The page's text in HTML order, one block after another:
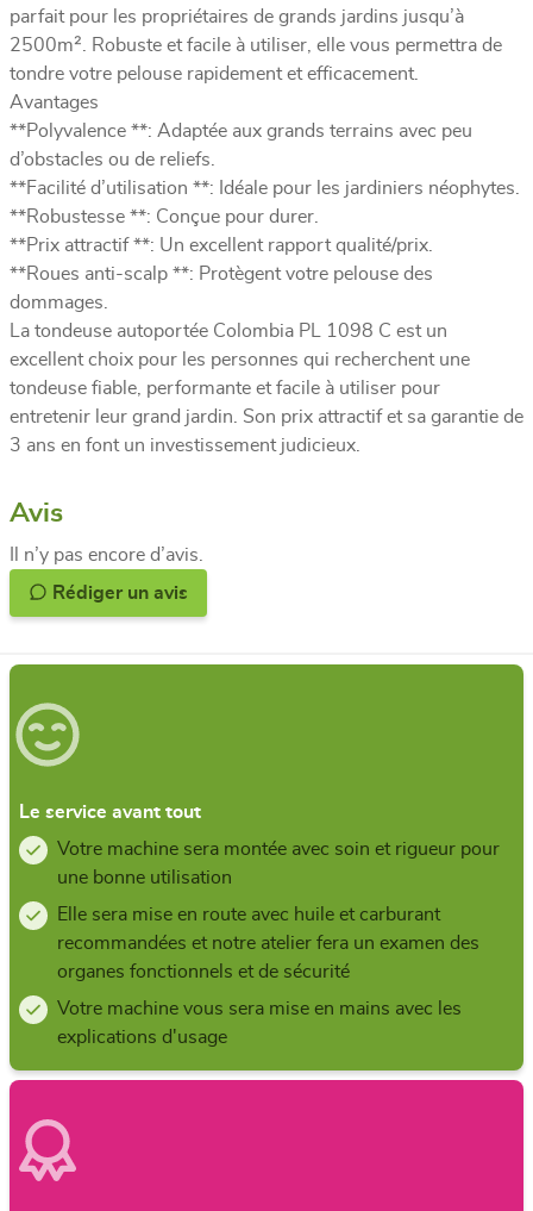
parfait pour les propriétaires de grands jardins jusqu’à
2500m². Robuste et facile à utiliser, elle vous permettra de
tondre votre pelouse rapidement et efficacement.
Avantages
**Polyvalence **: Adaptée aux grands terrains avec peu
d’obstacles ou de reliefs.
**Facilité d’utilisation **: Idéale pour les jardiniers néophytes.
**Robustesse **: Conçue pour durer.
**Prix attractif **: Un excellent rapport qualité/prix.
**Roues anti-scalp **: Protègent votre pelouse des
dommages.
La tondeuse autoportée Colombia PL 1098 C est un
excellent choix pour les personnes qui recherchent une
tondeuse fiable, performante et facile à utiliser pour
entretenir leur grand jardin. Son prix attractif et sa garantie de
3 ans en font un investissement judicieux.
Avis
Il n’y pas encore d’avis.
Rédiger un avis
Le service avant tout
Votre machine sera montée avec soin et rigueur pour
une bonne utilisation
Elle sera mise en route avec huile et carburant
recommandées et notre atelier fera un examen des
organes fonctionnels et de sécurité
Votre machine vous sera mise en mains avec les
explications d'usage